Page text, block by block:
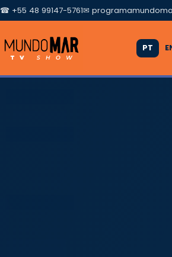
☎ +55 48 99147-5761✉
PT